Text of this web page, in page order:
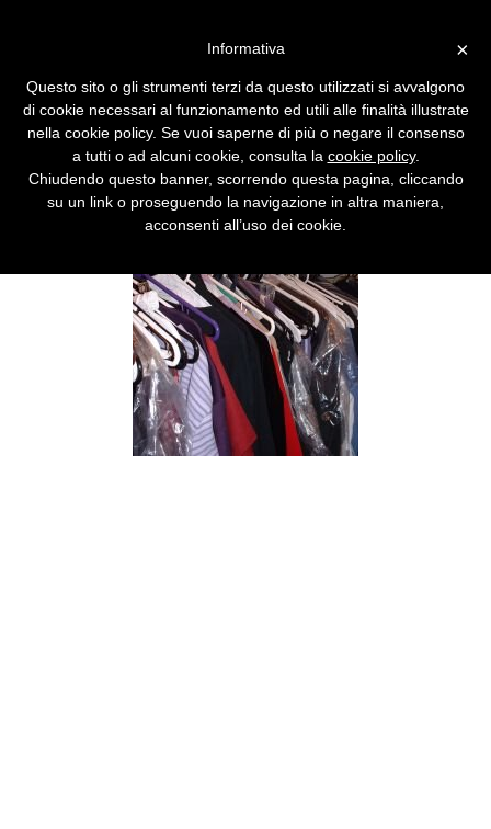
Tutto l'abbigliamento è preconfezionato.
×
Informativa
Questo sito o gli strumenti terzi da questo utilizzati si avvalgono
di cookie necessari al funzionamento ed utili alle finalità illustrate
nella cookie policy. Se vuoi saperne di più o negare il consenso
a tutti o ad alcuni cookie, consulta la cookie policy.
Chiudendo questo banner, scorrendo questa pagina, cliccando
su un link o proseguendo la navigazione in altra maniera,
acconsenti all’uso dei cookie.